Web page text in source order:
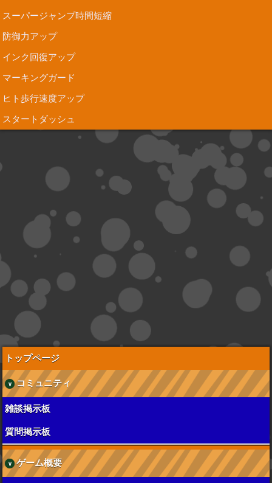
スーパージャンプ時間短縮
防御力アップ
インク回復アップ
マーキングガード
ヒト歩行速度アップ
スタートダッシュ
トップページ
コミュニティ
雑談掲示板
質問掲示板
ゲーム概要